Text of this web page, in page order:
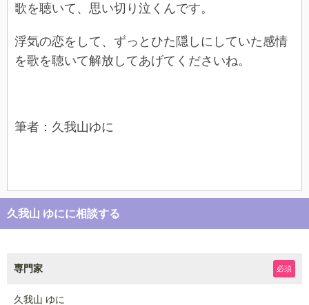
歌を聴いて、思い切り泣くんです。
浮気の恋をして、ずっとひた隠しにしていた感情
を歌を聴いて解放してあげてくださいね。
筆者：久我山ゆに
久我山 ゆにに相談する
専門家 必須
久我山 ゆに